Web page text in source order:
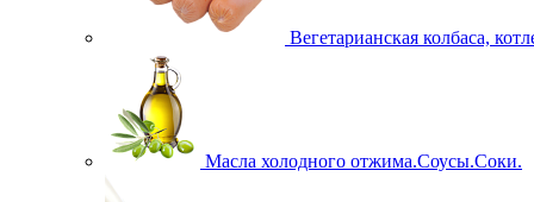
Вегетарианская колбаса,
Масла холодного отжима.Соусы.Соки.